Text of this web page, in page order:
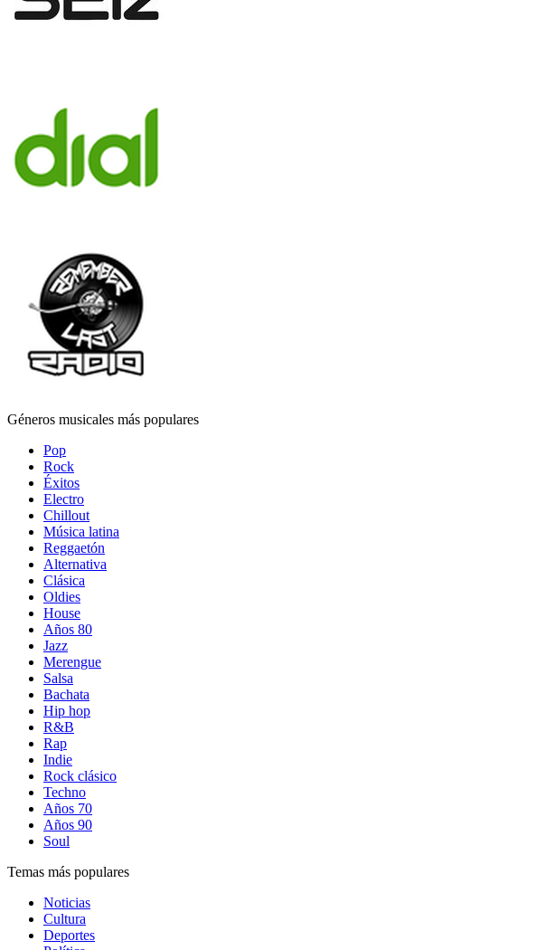
Géneros musicales más populares
Pop
Rock
Éxitos
Electro
Chillout
Música latina
Reggaetón
Alternativa
Clásica
Oldies
House
Años 80
Jazz
Merengue
Salsa
Bachata
Hip hop
R&B
Rap
Indie
Rock clásico
Techno
Años 70
Años 90
Soul
Temas más populares
Noticias
Cultura
Deportes